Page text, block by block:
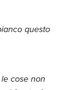
questo
cose non